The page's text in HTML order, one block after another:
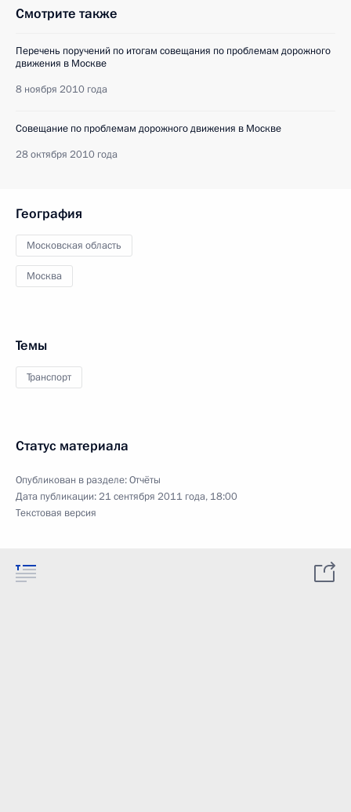
Смотрите также
Перечень поручений по итогам совещания по проблемам дорожного
движения в Москве
8 ноября 2010 года
Совещание по проблемам дорожного движения в Москве
28 октября 2010 года
География
Московская область
Москва
Темы
Транспорт
Статус материала
Опубликован в разделе:Отчёты
Дата публикации:21 сентября 2011 года, 18:00
Текстовая версия